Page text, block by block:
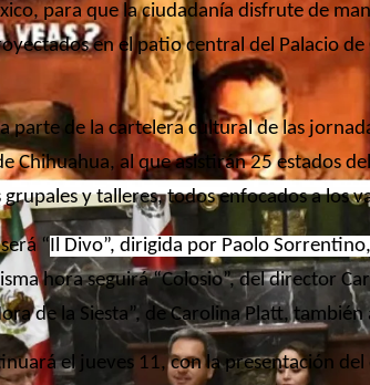
para que la ciudadanía disfrute de
en el patio central del Palacio
parte de la cartelera cultural de las
Chihuahua, al que asistirán 25 estados
y talleres, todos enfocados a los
“Il Divo”, dirigida por Paolo Sorrentino,
hora seguirá “Colosio”, del director
de la Siesta”, de Carolina Platt, también
el jueves 11, con la presentación